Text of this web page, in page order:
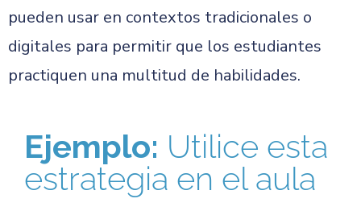
pueden usar en contextos tradicionales o
digitales para permitir que los estudiantes
practiquen una multitud de habilidades.
Ejemplo: Utilice esta
estrategia en el aula